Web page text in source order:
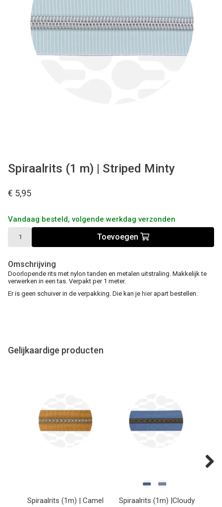
Tips & tricks
Cadeaubon
Spiraalrits (1 m) | Striped Minty
€ 5,95
Vandaag besteld, volgende werkdag verzonden
Toevoegen
Omschrijving
Doorlopende rits met nylon tanden en metalen uitstraling. Makkelijk te
verwerken in een tas. Verpakt per 1 meter.
Er is geen schuiver in de verpakking. Die kan je hierapart bestellen.
Gelijkaardige producten
Spiraalrits (1m) | Camel
Spiraalrits (1m) |Cloudy